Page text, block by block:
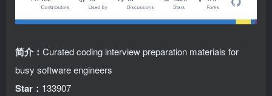
简介： Curated coding interview preparation materials for
busy software engineers
Star： 133907